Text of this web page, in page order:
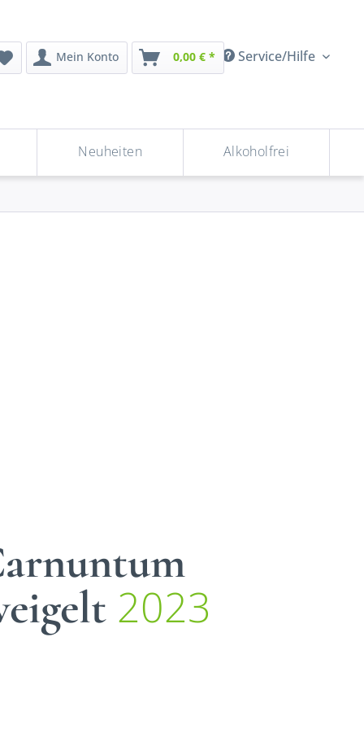
Service/Hilfe
Mein Konto 0,00 € *
Neuheiten Alkoholfrei
2023